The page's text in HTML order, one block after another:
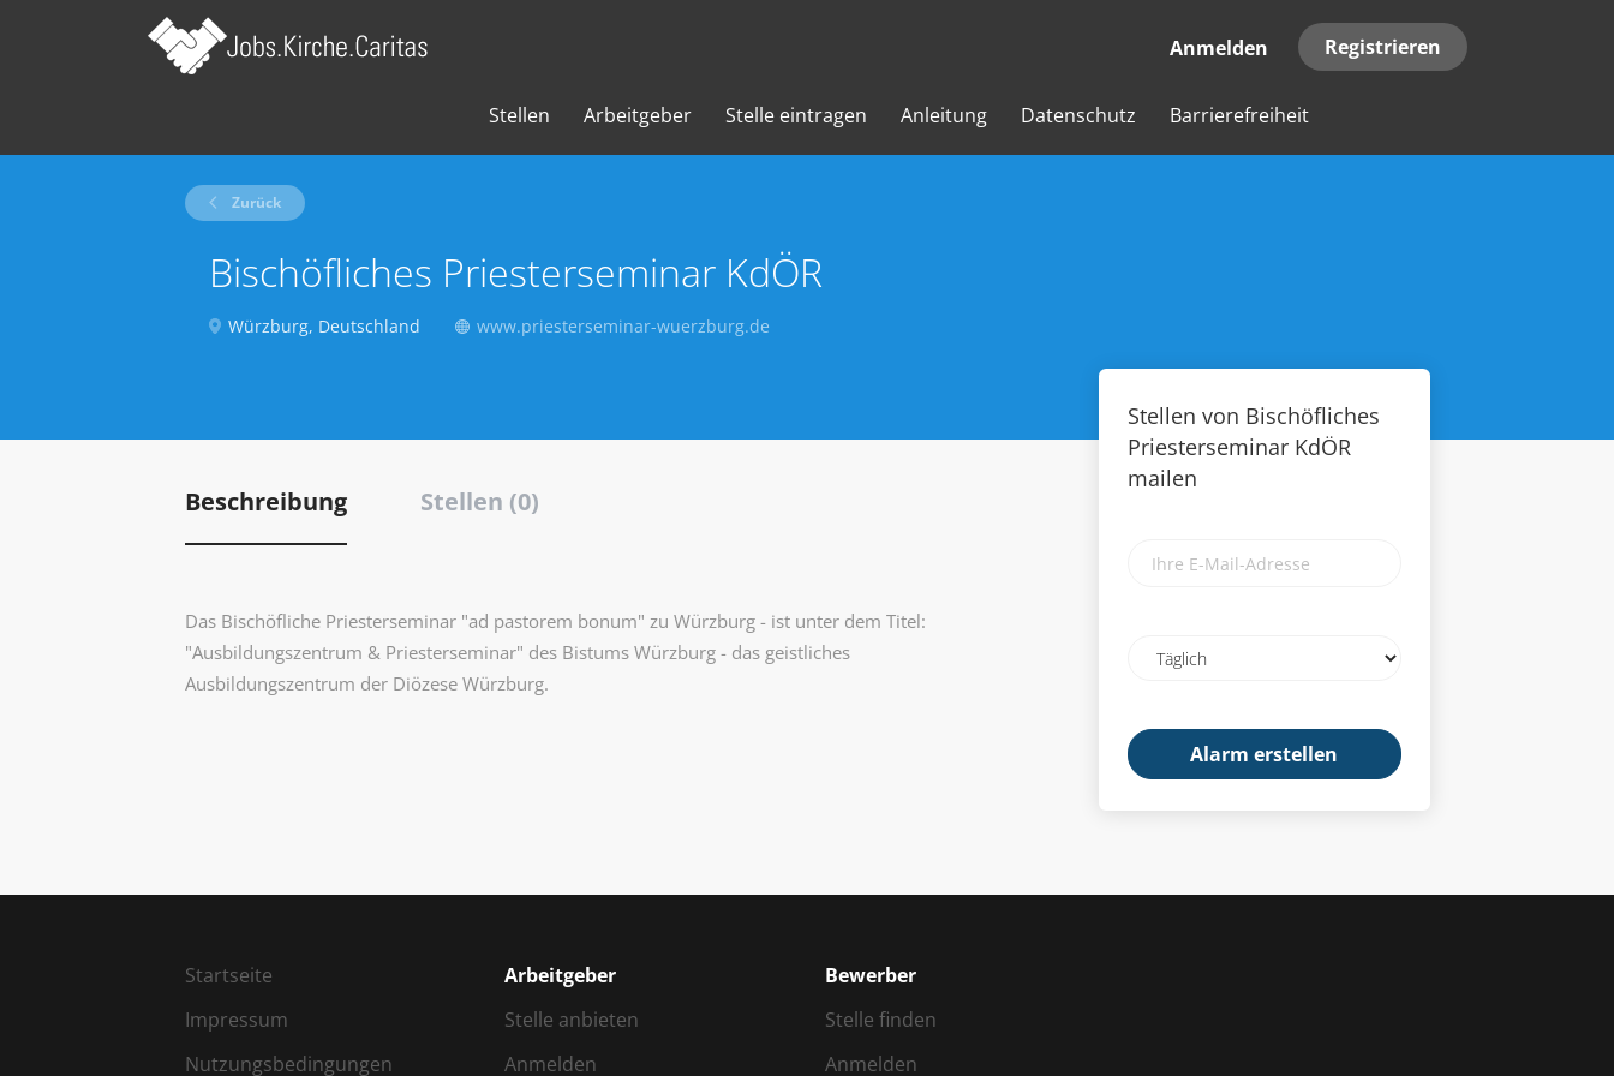
Anmelden Registrieren
Stellen Arbeitgeber Stelle eintragen Anleitung Datenschutz Barrierefreiheit
Zurück
Bischöfliches Priesterseminar KdÖR
Würzburg, Deutschland www.priesterseminar-wuerzburg.de
Beschreibung Stellen (0)
Das Bischöfliche Priesterseminar "ad pastorem bonum" zu Würzburg - ist unter dem Titel:
"Ausbildungszentrum & Priesterseminar" des Bistums Würzburg - das geistliches
Ausbildungszentrum der Diözese Würzburg.
Stellen von Bischöfliches
Priesterseminar KdÖR
mailen
frequency
Startseite
Impressum
Nutzungsbedingungen
Arbeitgeber
Stelle anbieten
Anmelden
Bewerber
Stelle finden
Anmelden